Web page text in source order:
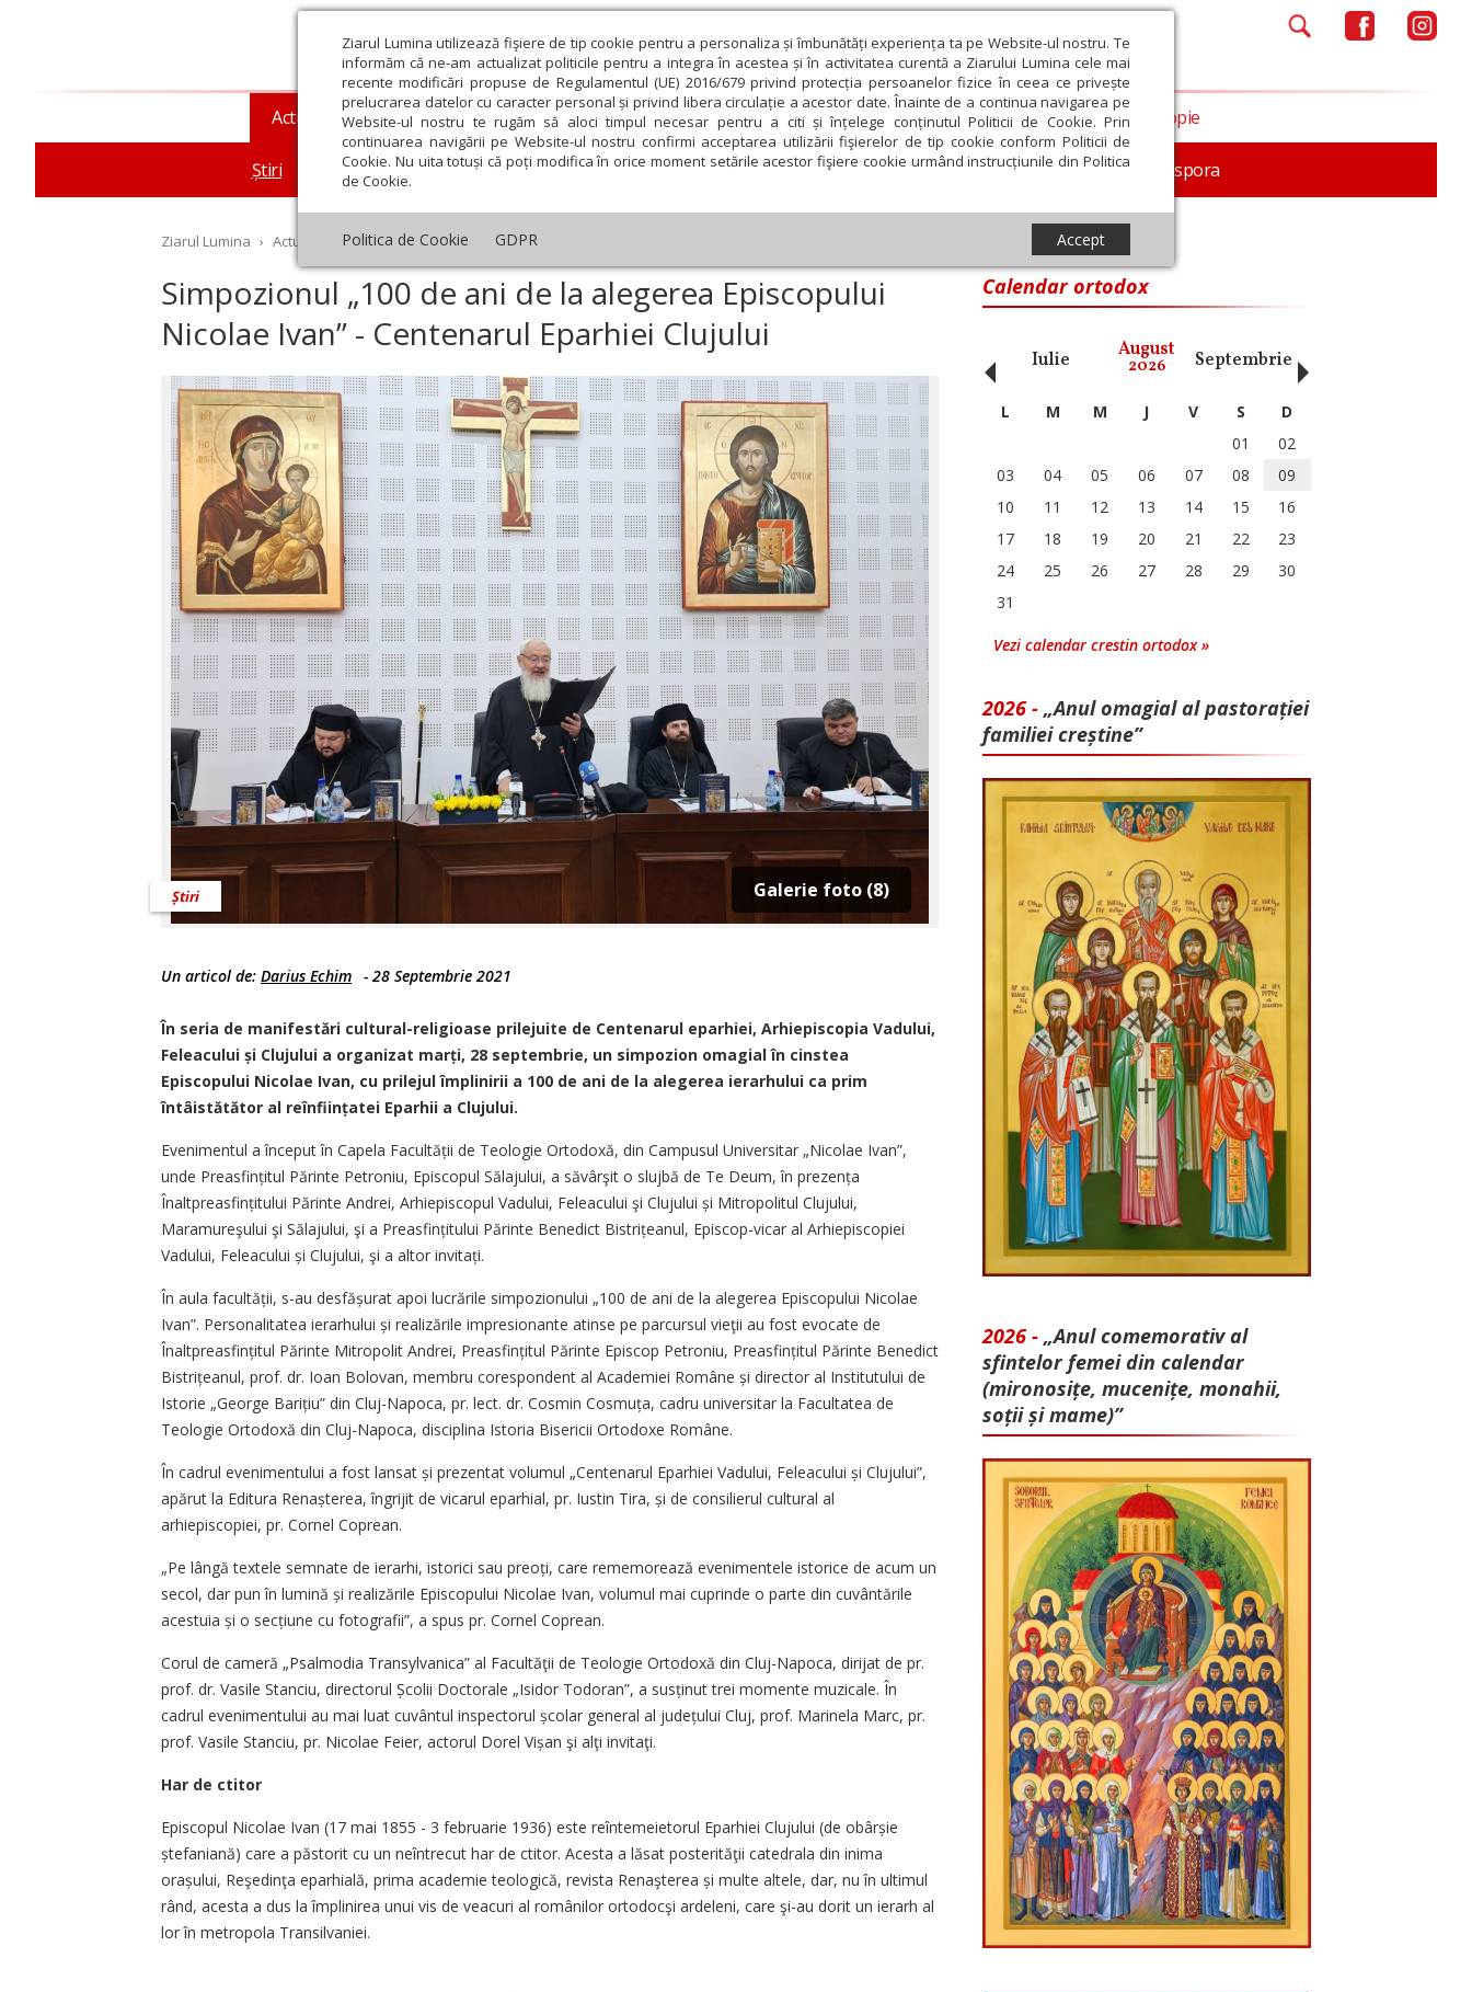
Ziarul Lumina utilizează fişiere de tip cookie pentru a personaliza și îmbunătăți experiența ta pe Website-ul nostru. Te
informăm că ne-am actualizat politicile pentru a integra în acestea și în activitatea curentă a Ziarului Lumina cele mai
recente modificări propuse de Regulamentul (UE) 2016/679 privind protecția persoanelor fizice în ceea ce privește
prelucrarea datelor cu caracter personal și privind libera circulație a acestor date. Înainte de a continua navigarea pe
Website-ul nostru te rugăm să aloci timpul necesar pentru a citi și înțelege conținutul Politicii de Cookie. Prin
continuarea navigării pe Website-ul nostru confirmi acceptarea utilizării fişierelor de tip cookie conform Politicii de
Cookie. Nu uita totuși că poți modifica în orice moment setările acestor fişiere cookie urmând instrucțiunile din Politica
de Cookie.
Politica de Cookie GDPR Accept
Actualitate religioasă
Știri Mesaje și cuvântări An omagial Comunicate de presă Documentar In memoriam Diaspora
Teologie și spiritualitate Educaţie și Cultură Societate Opinii Filantropie
Ziarul Lumina › Actualitate religioasă › Știri › Simpozionul „100 de ani de la alegerea Episcopului Nicolae Ivan” - Centenarul Eparhiei Clujului
Simpozionul „100 de ani de la alegerea Episcopului
Nicolae Ivan” - Centenarul Eparhiei Clujului
Galerie foto (8)
Știri
Un articol de: Darius Echim - 28 Septembrie 2021
În seria de manifestări cultural-religioase prilejuite de Centenarul eparhiei, Arhiepiscopia Vadului,
Feleacului și Clujului a organizat marți, 28 septembrie, un simpozion omagial în cinstea
Episcopului Nicolae Ivan, cu prilejul împlinirii a 100 de ani de la alegerea ierarhului ca prim
întâistătător al reînființatei Eparhii a Clujului.
Evenimentul a început în Ca­pela Facultății de Teologie Ortodoxă, din Campusul Universitar „Nicolae Ivan”,
unde Preasfințitul Părinte Pe­troniu, Episcopul Sălajului, a să­vârşit o slujbă de Te Deum, în pre­zența
Înaltpreasfințitului Părinte Andrei, Arhiepiscopul Vadului, Feleacului şi Clujului și Mitropolitul Clujului,
Maramureşului şi Săl­a­ju­lui, şi a Preasfințitului Părinte Benedict Bistrițeanul, Episcop-vicar al Ar­hiepiscopiei
Vadului, Feleacului și Clujului, şi a altor invitați.
În aula facultății, s-au desfășurat apoi lucrările simpozionului „100 de ani de la alegerea Episcopului Ni­colae
Ivan”. Personalitatea ierarhului și realizările impresionante atin­se pe parcursul vieţii au fost evocate de
Înaltpreasfințitul Părinte Mitropolit Andrei, Preasfințitul Părinte Episcop Petroniu, Preasfințitul Pă­rinte Benedict
Bistrițeanul, prof. dr. Ioan Bolovan, membru corespondent al Academiei Române și director al Institutului de
Istorie „George Ba­ri­țiu” din Cluj-Napoca, pr. lect. dr. Cosmin Cosmuța, cadru universitar la Facultatea de
Teologie Ortodoxă din Cluj-Napoca, disciplina Istoria Bisericii Ortodoxe Române.
În cadrul evenimentului a fost lan­sat și prezentat volumul „Centenarul Eparhiei Vadului, Feleacului și Clujului”,
apărut la Editura Re­naș­­terea, îngrijit de vicarul eparhial, pr. Iustin Tira, și de consilierul cultu­ral al
arhiepiscopiei, pr. Cornel Coprean.
„Pe lângă textele semnate de ie­rarhi, istorici sau preoți, care reme­mo­rează evenimentele istorice de acum un
secol, dar pun în lumină și realizările Episcopului Nicolae Ivan, volumul mai cuprinde o parte din cuvântările
acestuia și o secțiu­ne cu fotografii”, a spus pr. Cornel Coprean.
Corul de cameră „Psalmodia Tran­­sylvanica” al Facultăţii de Teologie Ortodoxă din Cluj-Na­poca, dirijat de pr.
prof. dr. Vasile Stanciu, directorul Școlii Doctorale „Isidor Todoran”, a susținut trei momente muzicale. În
cadrul eve­nimentului au mai luat cuvântul inspectorul școlar general al jude­țului Cluj, prof. Marinela Marc, pr.
prof. Vasile Stanciu, pr. Nicolae Feier, actorul Dorel Vișan şi alţi invitaţi.
Har de ctitor
Episcopul Nicolae Ivan (17 mai 1855 - 3 februarie 1936) este reîntemeietorul Eparhiei Clujului (de obârșie
ștefaniană) care a păstorit cu un neîntrecut har de ctitor. Acesta a lăsat posterităţii catedra­la din inima
orașului, Reşe­din­ţa eparhia­lă, prima academie teolo­gică, revista Renaşterea și multe altele, dar, nu în ultimul
rând, aces­ta a dus la împlinirea unui vis de veacuri al româ­nilor ortodocşi ardeleni, care şi-au dorit un ierarh al
lor în metropola Transilvaniei.
Calendar ortodox
Februarie Iulie August
2026 Septembrie Octombrie
‹ L M M J V S
D
01
02
03
04 05 06 07 08
09
10
11 12 13 14 15
16
17
18 19 20 21 22
23
24
25 26 27 28 29
30
31
Vezi calendar crestin ortodox »
2026 - „Anul omagial al pastorației
familiei creștine”
2026 - „Anul comemorativ al
sfintelor femei din calendar
(mironosițe, mu­cenițe, monahii,
soții și mame)”